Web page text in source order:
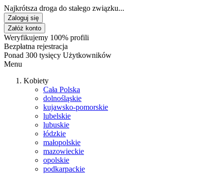
Najkrótsza droga do stałego związku...
Zaloguj się
Załóż konto
Weryfikujemy 100% profili
Bezpłatna rejestracja
Ponad 300 tysięcy Użytkowników
Menu
Kobiety
Cała Polska
dolnośląskie
kujawsko-pomorskie
lubelskie
lubuskie
łódzkie
małopolskie
mazowieckie
opolskie
podkarpackie